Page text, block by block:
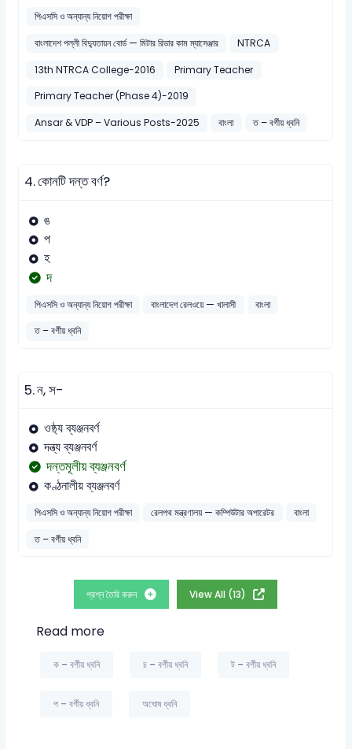
পিএসসি ও অন্যান্য নিয়োগ পরীক্ষা
বাংলাদেশ পল্লী বিদ্যুতায়ন বোর্ড — মিটার রিডার কাম ম্যাসেঞ্জার
NTRCA
13th NTRCA College-2016
Primary Teacher
Primary Teacher (Phase 4)-2019
Ansar & VDP – Various Posts-2025
বাংলা ত – বর্গীয় ধ্বনি
4.কোনটি দন্ত বর্ণ?
ঙ
প
হ
দ
পিএসসি ও অন্যান্য নিয়োগ পরীক্ষা বাংলাদেশ রেলওয়ে — খালাসী
বাংলা
ত – বর্গীয় ধ্বনি
5.ন, স-
ওষ্ঠ্য ব্যঞ্জনবর্ণ
দন্ত্য ব্যঞ্জনবর্ণ
দন্তমূলীয় ব্যঞ্জনবর্ণ
কণ্ঠনালীয় ব্যঞ্জনবর্ণ
পিএসসি ও অন্যান্য নিয়োগ পরীক্ষা রেলপথ মন্ত্রণালয় — কম্পিউটার অপারেটর
বাংলা
ত – বর্গীয় ধ্বনি
প্রশ্ন তৈরি করুন View All (13)
Read more
ক – বর্গীয় ধ্বনি চ – বর্গীয় ধ্বনি ট – বর্গীয় ধ্বনি
প – বর্গীয় ধ্বনি অঘোষ ধ্বনি